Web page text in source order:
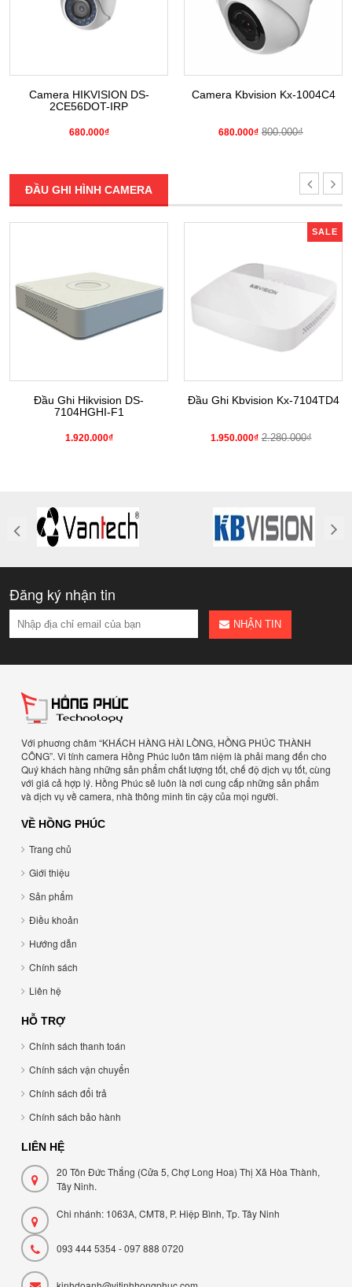
Camera HIKVISION DS-
2CE56DOT-IRP
680.000₫
Camera Kbvision Kx-1004C4
680.000₫ 800.000₫
ĐẦU GHI HÌNH CAMERA
Đầu Ghi Hikvision DS-
7104HGHI-F1
1.920.000₫
SALE
Đầu Ghi Kbvision Kx-7104TD4
1.950.000₫ 2.280.000₫
Đăng ký nhận tin
NHẬN TIN
Với phuơng châm “KHÁCH HÀNG HÀI LÒNG, HỒNG PHÚC THÀNH
CÔNG”. Vi tính camera Hồng Phúc luôn tâm niệm là phải mang đến cho
Quý khách hàng những sản phẩm chất lượng tốt, chế độ dịch vụ tốt, cùng
với giá cả hợp lý. Hồng Phúc sẽ luôn là nơi cung cấp những sản phẩm
và dịch vụ về camera, nhà thông minh tin cậy của mọi người.
VỀ HỒNG PHÚC
Trang chủ
Giới thiệu
Sản phẩm
Điều khoản
Hướng dẫn
Chính sách
Liên hệ
HỖ TRỢ
Chính sách thanh toán
Chính sách vận chuyển
Chính sách đổi trả
Chính sách bảo hành
LIÊN HỆ
20 Tôn Đức Thắng (Cửa 5, Chợ Long Hoa) Thị Xã Hòa Thành,
Tây Ninh.
Chi nhánh: 1063A, CMT8, P. Hiệp Bình, Tp. Tây Ninh
093 444 5354 - 097 888 0720